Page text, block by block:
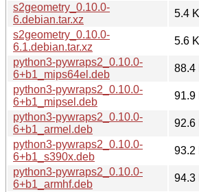
s2geometry_0.10.0-
6.debian.tar.xz
5.4
s2geometry_0.10.0-
6.1.debian.tar.xz
5.6
python3-pywraps2_0.10.0-
6+b1_mips64el.deb
88.4
python3-pywraps2_0.10.0-
6+b1_mipsel.deb
91.9
python3-pywraps2_0.10.0-
6+b1_armel.deb
92.6
python3-pywraps2_0.10.0-
6+b1_s390x.deb
93.2
python3-pywraps2_0.10.0-
6+b1_armhf.deb
94.3